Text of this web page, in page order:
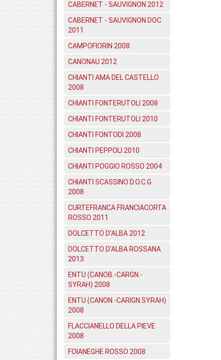
CABERNET - SAUVIGNON 2012
CABERNET - SAUVIGNON DOC
2011
CAMPOFIORIN 2008
CANONAU 2012
CHIANTI AMA DEL CASTELLO
2008
CHIANTI FONTERUTOLI 2008
CHIANTI FONTERUTOLI 2010
CHIANTI FONTODI 2008
CHIANTI PEPPOLI 2010
CHIANTI POGGIO ROSSO 2004
CHIANTI SCASSINO D.O.C.G.
2008
CURTEFRANCA FRANCIACORTA
ROSSO 2011
DOLCETTO D'ALBA 2012
DOLCETTO D'ALBA ROSSANA
2013
ENTU (CANOB.-CARGN.-
SYRAH) 2008
ENTU (CANON.-CARIGN.SYRAH)
2008
FLACCIANELLO DELLA PIEVE
2008
FOIANEGHE ROSSO 2008